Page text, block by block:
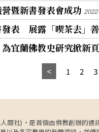
暨新書發表會成功
發表 展露「喫茶去」
宜蘭佛教史研究掀新頁
1 2 3
間社)，是首個由佛教創辦的